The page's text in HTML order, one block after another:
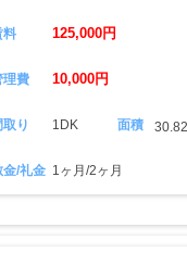
料 125,000円
理費 10,000円
取り 1DK 面積
金/礼金 1ヶ月/2ヶ月